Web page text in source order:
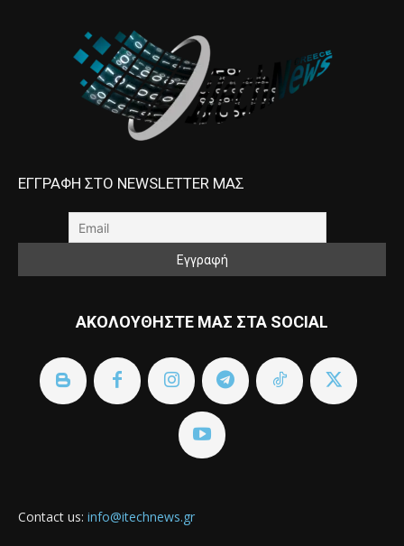
ΕΓΓΡΑΦΗ ΣΤΟ NEWSLETTER ΜΑΣ
ΑΚΟΛΟΥΘΗΣΤΕ ΜΑΣ ΣΤΑ SOCIAL
Contact us: info@itechnews.gr